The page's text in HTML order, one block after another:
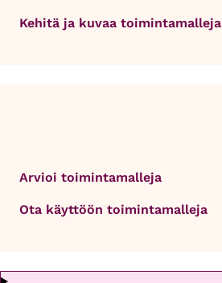
Kehitä ja kuvaa toimintamalleja
Arvioi toimintamalleja
Ota käyttöön toimintamalleja